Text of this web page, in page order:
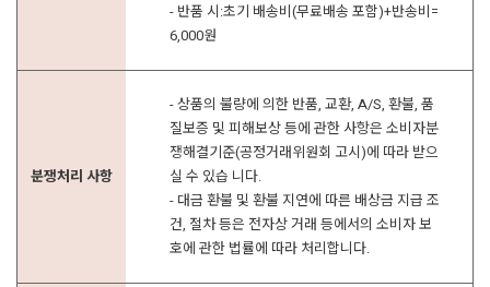
- 반품 시:초기 배송비(무료배송 포함)+반송비=
6,000원
분쟁처리 사항
- 상품의 불량에 의한 반품, 교환, A/S, 환불, 품
질보증 및 피해보상 등에 관한 사항은 소비자분
쟁해결기준(공정거래위원회 고시)에 따라 받으
실 수 있습 니다.
- 대금 환불 및 환불 지연에 따른 배상금 지급 조
건, 절차 등은 전자상 거래 등에서의 소비자 보
호에 관한 법률에 따라 처리합니다.